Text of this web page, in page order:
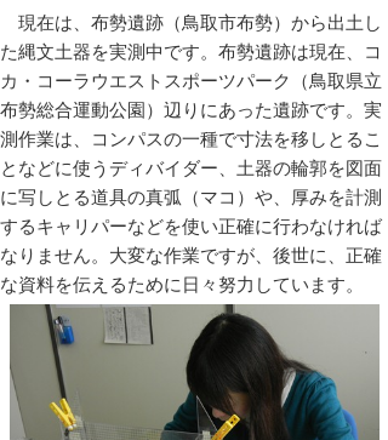
現在は、布勢遺跡（鳥取市布勢）から出土し
た縄文土器を実測中です。布勢遺跡は現在、コ
カ・コーラウエストスポーツパーク（鳥取県立
布勢総合運動公園）辺りにあった遺跡です。実
測作業は、コンパスの一種で寸法を移しとるこ
となどに使うディバイダー、土器の輪郭を図面
に写しとる道具の真弧（マコ）や、厚みを計測
するキャリパーなどを使い正確に行わなければ
なりません。大変な作業ですが、後世に、正確
な資料を伝えるために日々努力しています。